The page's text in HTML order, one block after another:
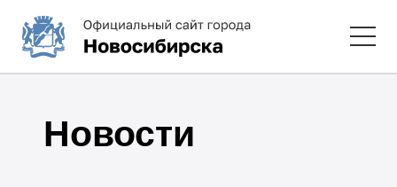
Новости